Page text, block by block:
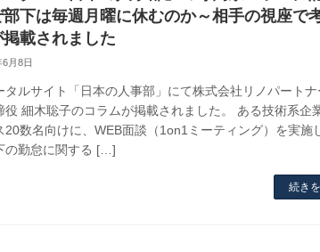
部下は毎週月曜に休むのか～相手の視座で
掲載されました
月8日
タルサイト「日本の人事部」にて株式会社リノパートナ
役 細木聡子のコラムが掲載されました。 ある技術系企
20数名向けに、WEB面談（1on1ミーティング）を実施
の勤怠に関する […]
続き